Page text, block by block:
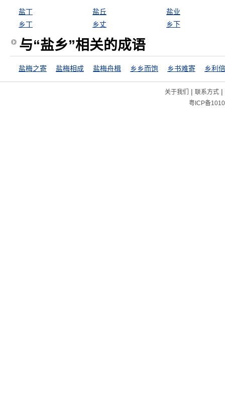
盐丁 盐丘
盐业
乡丁
乡丈 乡下
与“盐乡”相关的成语
盐梅之寄 盐梅相成 盐梅舟楫 乡乡而饱 乡书难寄 乡利
关于我们 | 联系方式|
粤ICP备